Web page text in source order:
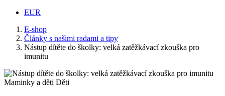
EUR
E-shop
Články s našimi radami a tipy
Nástup dítěte do školky: velká zatěžkávací zkouška pro
imunitu
Maminky a děti Děti